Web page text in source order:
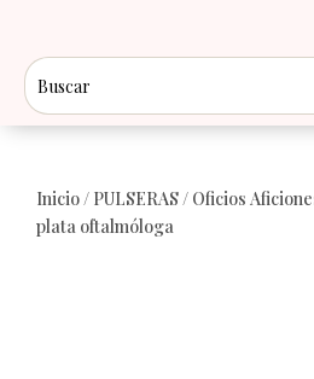
Inicio/ PULSERAS/ Oficios
plata oftalmóloga